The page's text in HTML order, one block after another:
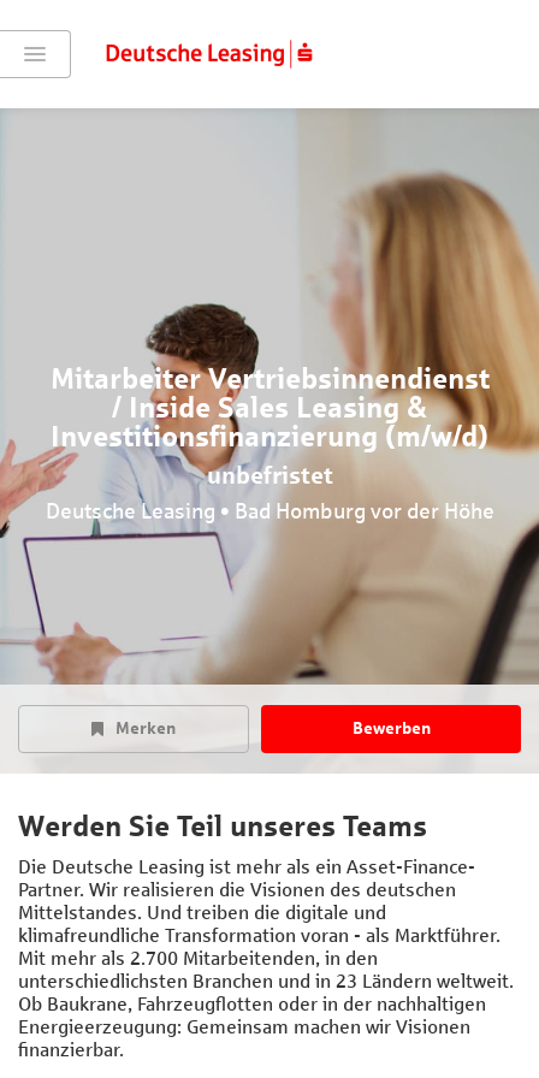
Mitarbeiter Vertriebsinnendienst
/ Inside Sales Leasing &
Investitionsfinanzierung (m/w/d)
unbefristet
Deutsche Leasing • Bad Homburg vor der Höhe
Merken Bewerben
Werden Sie Teil unseres Teams
Die Deutsche Leasing ist mehr als ein Asset-Finance-
Partner. Wir realisieren die Visionen des deutschen
Mittelstandes. Und treiben die digitale und
klimafreundliche Transformation voran - als Marktführer.
Mit mehr als 2.700 Mitarbeitenden, in den
unterschiedlichsten Branchen und in 23 Ländern weltweit.
Ob Baukrane, Fahrzeugflotten oder in der nachhaltigen
Energieerzeugung: Gemeinsam machen wir Visionen
finanzierbar.